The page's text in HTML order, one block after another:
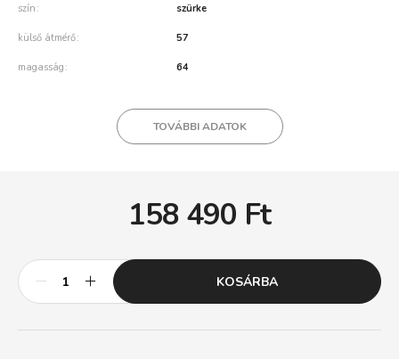
szín szürke
külső átmérő 57
magasság 64
TOVÁBBI ADATOK
158 490 Ft
KOSÁRBA